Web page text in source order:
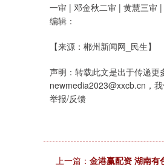
一审 | 邓金秋二审 | 黄慧三审
编辑：
【来源：郴州新闻网_民生】
声明：转载此文是出于传递
newmedia2023@xxcb.cn，
举报/反馈
上一篇： 金港赢配资 湖南有